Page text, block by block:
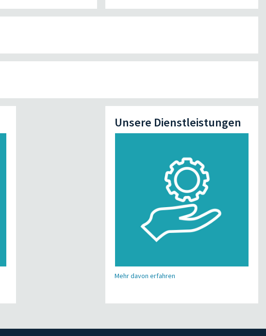
Unsere Dienstleistungen
Mehr davon erfahren